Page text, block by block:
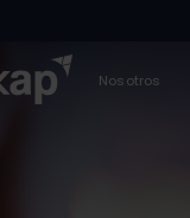
Nosotros